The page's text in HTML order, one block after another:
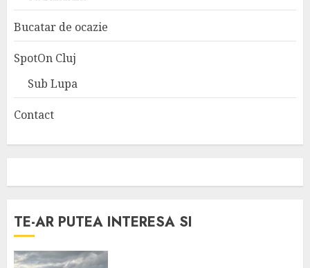
Bucatar de ocazie
SpotOn Cluj
Sub Lupa
Contact
TE-AR PUTEA INTERESA SI